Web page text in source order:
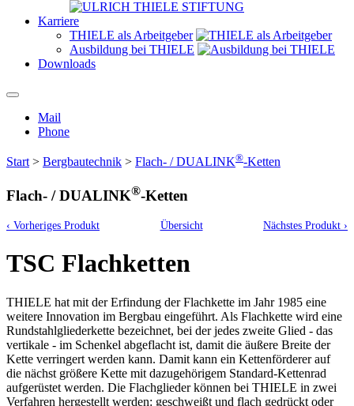
Karriere
THIELE als Arbeitgeber
Ausbildung bei THIELE
Downloads
Mail
Phone
Start > Bergbautechnik > Flach- / DUALINK®-Ketten
Flach- / DUALINK®-Ketten
‹ Vorheriges Produkt Übersicht Nächstes Produkt ›
TSC Flachketten
THIELE hat mit der Erfindung der Flachkette im Jahr 1985 eine
weitere Innovation im Bergbau eingeführt. Als Flachkette wird eine
Rundstahlgliederkette bezeichnet, bei der jedes zweite Glied - das
vertikale - im Schenkel abgeflacht ist, damit die äußere Breite der
Kette verringert werden kann. Damit kann ein Kettenförderer auf
die nächst größere Kette mit dazugehörigem Standard-Kettenrad
aufgerüstet werden. Die Flachglieder können bei THIELE in zwei
Verfahren hergestellt werden: geschweißt und flach gedrückt oder